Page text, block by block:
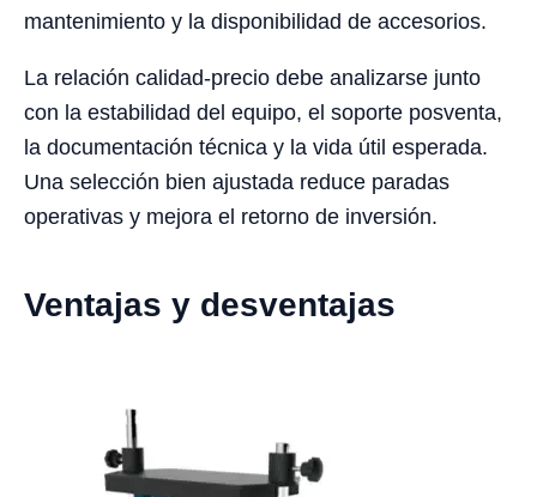
mantenimiento y la disponibilidad de accesorios.
La relación calidad-precio debe analizarse junto
con la estabilidad del equipo, el soporte posventa,
la documentación técnica y la vida útil esperada.
Una selección bien ajustada reduce paradas
operativas y mejora el retorno de inversión.
Ventajas y desventajas